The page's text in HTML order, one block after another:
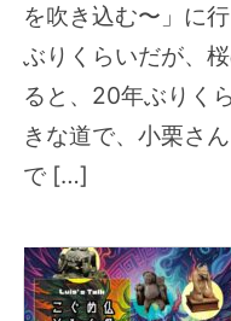
を吹き込む〜」に
ぶりくらいだが、
ると、20年ぶりく
きな道で、小栗さ
で […]